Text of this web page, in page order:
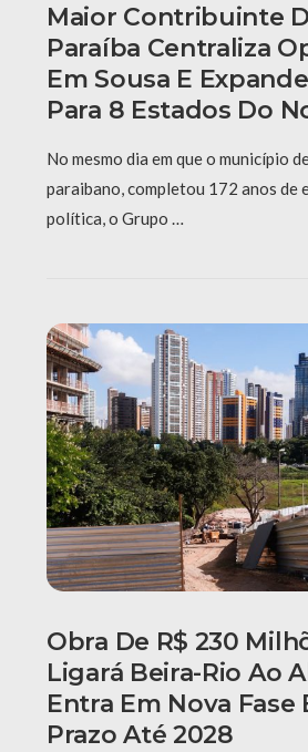
Maior Contribuinte
Paraíba Centraliza
Em Sousa E
Para 8 Estados Do
No mesmo dia em que o município
paraibano, completou 172 anos de
política, o Grupo …
Obra De R$ 230
Ligará Beira-Rio Ao
Entra Em Nova Fase
Prazo Até 2028